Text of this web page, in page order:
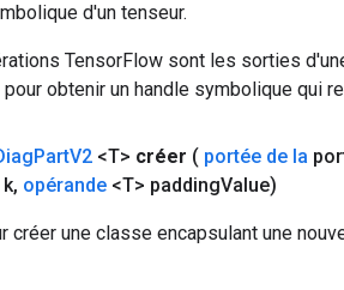
d'un tenseur.
TensorFlow sont les sorties
obtenir un handle symbolique qui
PartV2 <T> créer ( portée de la
, opérande <T> paddingValue)
créer une classe encapsulant une